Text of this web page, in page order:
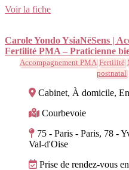
Voir la fiche
Carole Yondo YsiaNēSens |
Fertilité PMA – Praticienne
Accompagnement PMA Fertilité
postnatal
Cabinet, À domicile,
Courbevoie
75 - Paris - Paris, 78 -
Val-d'Oise
Prise de rendez-vous